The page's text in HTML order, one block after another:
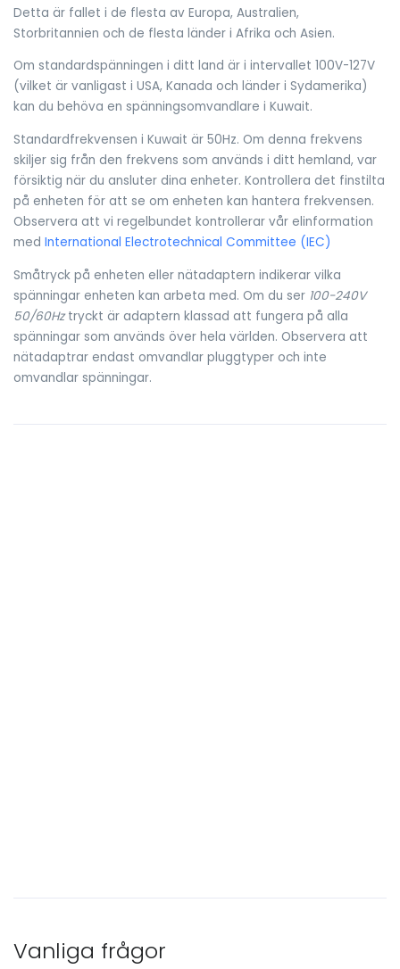
Detta är fallet i de flesta av Europa, Australien,
Storbritannien och de flesta länder i Afrika och Asien.
Om standardspänningen i ditt land är i intervallet 100V-127V
(vilket är vanligast i USA, Kanada och länder i Sydamerika)
kan du behöva en spänningsomvandlare i Kuwait.
Standardfrekvensen i Kuwait är 50Hz. Om denna frekvens
skiljer sig från den frekvens som används i ditt hemland, var
försiktig när du ansluter dina enheter. Kontrollera det finstilta
på enheten för att se om enheten kan hantera frekvensen.
Observera att vi regelbundet kontrollerar vår elinformation
med International Electrotechnical Committee (IEC)
Småtryck på enheten eller nätadaptern indikerar vilka
spänningar enheten kan arbeta med. Om du ser 100-240V
50/60Hztryckt är adaptern klassad att fungera på alla
spänningar som används över hela världen. Observera att
nätadaptrar endast omvandlar pluggtyper och inte
omvandlar spänningar.
Vanliga frågor